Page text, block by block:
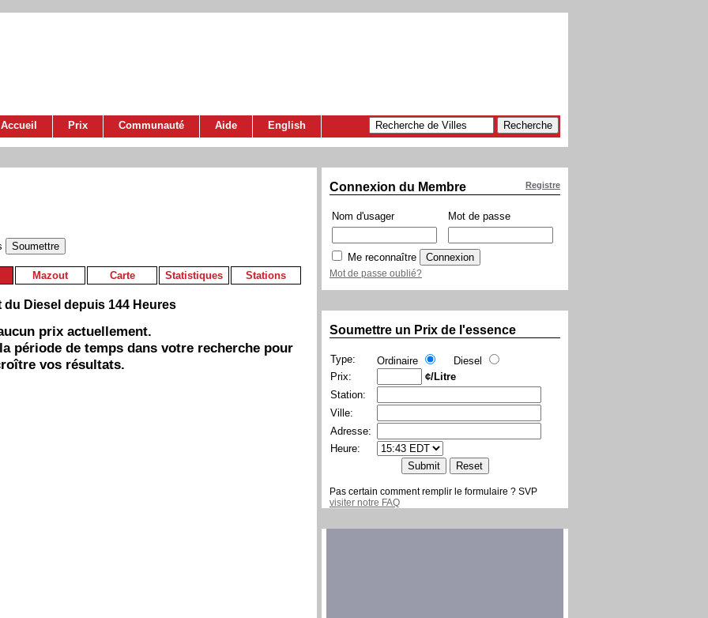
Accueil Prix Communauté Aide English
Mazout Carte Statistiques Stations
Diesel depuis 144 Heures
prix actuellement.
période de temps dans votre recherche pour
vos résultats.
Registre
Connexion du Membre
Nom d'usager Mot de passe
Me reconnaître
Mot de passe oublié?
Soumettre un Prix de l'essence
Type: Ordinaire
Diesel
Prix:
¢/Litre
Station:
Ville:
Adresse:
Heure:
Pas certain comment remplir le formulaire ? SVP
visiter notre FAQ